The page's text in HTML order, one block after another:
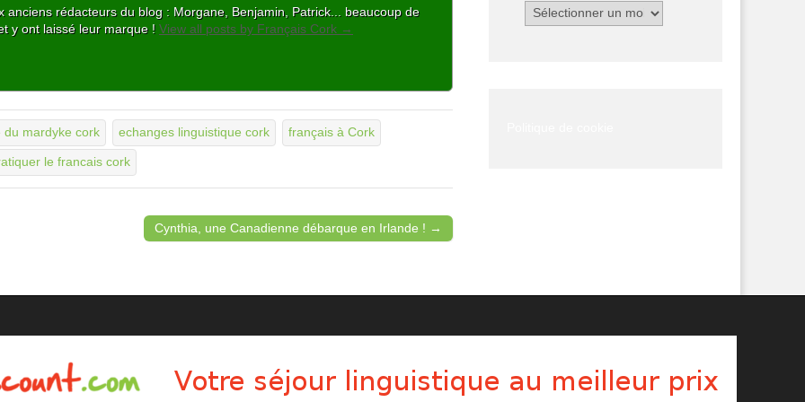
anciens rédacteurs du blog : Morgane, Benjamin, Patrick... beaucoup de
y ont laissé leur marque ! View all posts by Français Cork →
du mardyke cork echanges linguistique cork français à Cork
le francais cork
Cynthia, une Canadienne débarque en Irlande ! →
Archives